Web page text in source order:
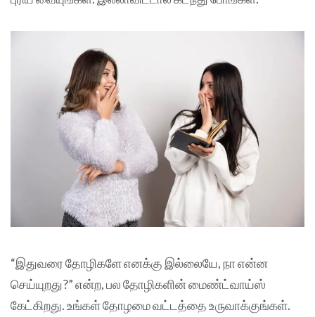
“இதுவரை தோழிகளே எனக்கு இல்லையே, நா என்ன
செய்யுறது?” என்ற, பல தோழிகளின் மைண்ட்வாய்ஸ்
கேட்கிறது. உங்கள் தோழமை வட்டத்தை உருவாக்குங்கள்.